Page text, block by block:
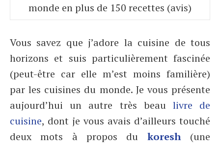
monde en plus de 150 recettes (avis)
Vous savez que j’adore la cuisine de tous
horizons et suis particulièrement fascinée
(peut-être car elle m’est moins familière)
par les cuisines du monde. Je vous présente
aujourd’hui un autre très beau livre de
cuisine, dont je vous avais d’ailleurs touché
deux mots à propos du koresh(une